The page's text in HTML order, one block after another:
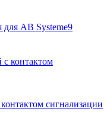
для АВ Systeme9
сигнализации